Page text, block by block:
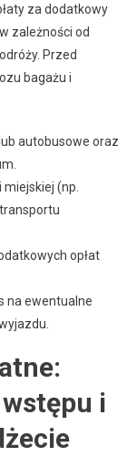
za dodatkowy
zależności od
Przed
bagażu i
autobusowe oraz
(np.
opłat
na ewentualne
i